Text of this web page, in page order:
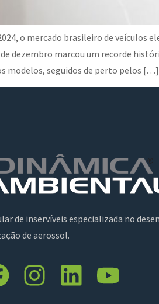
o mercado brasileiro de veículos
dezembro marcou um recorde
modelos, seguidos de perto pelos […]
de inservíveis especializada no
de aerossol.